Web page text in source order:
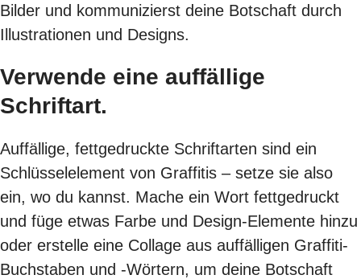
Bilder und kommunizierst deine Botschaft durch
Illustrationen und Designs.
Verwende eine auffällige
Schriftart.
Auffällige, fettgedruckte Schriftarten sind ein
Schlüsselelement von Graffitis – setze sie also
ein, wo du kannst. Mache ein Wort fettgedruckt
und füge etwas Farbe und Design-Elemente hinzu
oder erstelle eine Collage aus auffälligen Graffiti-
Buchstaben und -Wörtern, um deine Botschaft